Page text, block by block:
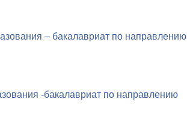
– бакалавриат по направлению
-бакалавриат по направлению